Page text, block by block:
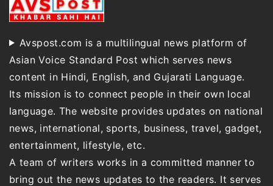
Avspost.com is a multilingual news platform of
Asian Voice Standard Post which serves news
content in Hindi, English, and Gujarati Language.
Its mission is to connect people in their own local
language. The website provides updates on national
news, international, sports, business, travel, gadget,
entertainment, lifestyle, etc.
A team of writers works in a committed manner to
bring out the news updates to the readers. It serves